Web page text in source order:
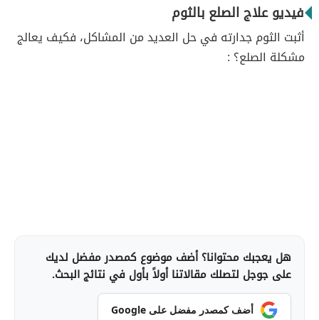
فيديو علاج الصلع بالثوم
أثبت الثوم جدارته في حل العديد من المشاكل، فكيف يعالج
مشكلة الصلع؟ :
هل يعجبك محتوانا؟ أضف موضوع كمصدر مفضل لديك
على جوجل لتصلك مقالاتنا أولاً بأول في نتائج البحث.
أضف كمصدر مفضل على Google